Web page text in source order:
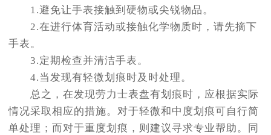
1.避免让手表接触到硬物或尖锐物品。
2.在进行体育活动或接触化学物质时，请先摘下
手表。
3.定期检查并清洁手表。
4.当发现有轻微划痕时及时处理。
总之，在发现劳力士表盘有划痕时，应根据实际
情况采取相应的措施。对于轻微和中度划痕可自行简
单处理；而对于重度划痕，则建议寻求专业帮助。同